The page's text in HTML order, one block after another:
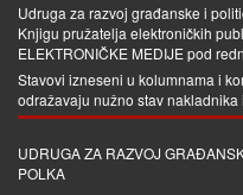
Udruga za razvoj građanske i
Knjigu pružatelja elektroničkih
ELEKTRONIČKE MEDIJEpod
Stavovi izneseni u kolumnama i
odražavaju nužno stav nakladnika
UDRUGA ZA RAZVOJ
POLKA